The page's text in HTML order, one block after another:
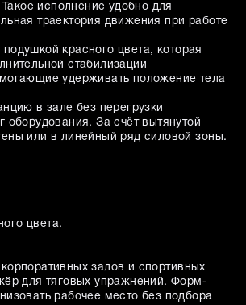
исполнение удобно для
траектория движения при работе
красного цвета, которая
стабилизации
удерживать положение тела
в зале без перегрузки
оборудования. За счёт вытянутой
или в линейный ряд силовой зоны.
цвета.
залов и спортивных
для тяговых упражнений. Форм-
рабочее место без подбора